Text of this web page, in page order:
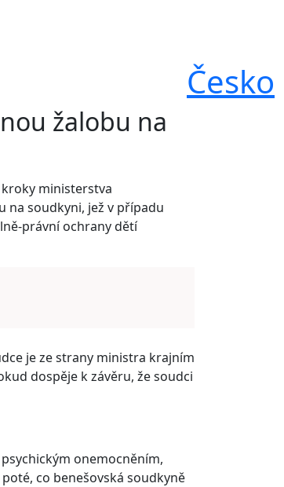
Česko
žalobu na
ministerstva
na soudkyni, jež v případu
právní ochrany dětí
je ze strany ministra krajním
dospěje k závěru, že soudci
onemocněním,
co benešovská soudkyně